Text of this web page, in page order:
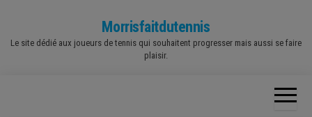
the
Morrisfaitdutennis
Le site dédié aux joueurs de tennis qui souhaitent progresser mais aussi se faire
plaisir.